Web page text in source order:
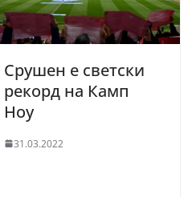
Срушен е светски
рекорд на Камп
Ноу
31.03.2022